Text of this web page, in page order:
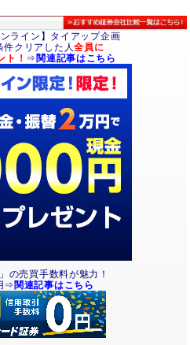
ライン】タイアップ企画
件クリアした人全員に
ト！ ⇒ 関連記事はこちら
の売買手数料が魅力！
⇒ 関連記事はこちら